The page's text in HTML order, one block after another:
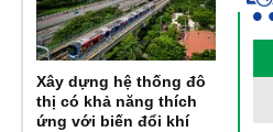
Xây dựng hệ thống đô
thị có khả năng thích
ứng với biến đổi khí